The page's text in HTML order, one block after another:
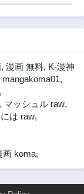
, 漫画 無料, K-漫神
mangakoma01,
,
, マッシュル raw,
は raw,
画 koma,